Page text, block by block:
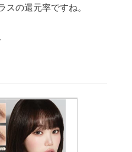
の還元率ですね。